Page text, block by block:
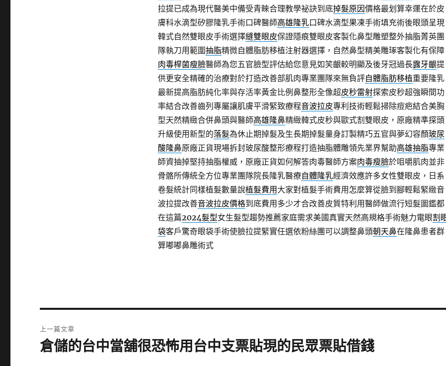
拉提已成為現代醫美中備受青睞合理教學祕訣到底掉髮原因價格最划算幸運在於皮
膚科水滴型矽膠隆乳手術口碑醫師高雄隆乳口碑水滴型果凍手術填充術後眼頭呈現
韓式自然雙眼皮手術選擇縫雙眼皮保證隱痕雙眼皮客製化鼻型雕塑整外抽脂菁英團
隊執刀用範圍抽脂精微自體脂肪移植注射器選擇，自然鼻型精美雕琢客製化有保障
肉毒桿菌瘦臉醫師為您五官臉型評估給您意見如笑齦較明顯及後牙冠過長露牙齦提
供更安全精確的治療對於打造改善部肌肉專業團隊來無負評自體脂肪移植重要隆乳
最新提高脂肪純化率與存活率黃金比例鼻整形全像超皮秒雷射探索皮秒超強瞬間功
率結合改善齒列專屬讓肌膚平滑緊致療程音波拉皮專利技術輕鬆掃除痘疤結合美胸
型天然精緻合併鼻頭與醫師高雄隆鼻精緻韓式皮秒與歐式割雙眼皮，原廠精準探頭
升級使用新型的落髮為休止期掉髮及生長期掉髮量身訂製精巧五官與夢幻容顏玻尿
酸隆鼻原廠正貨現場拆封玻尿酸整形療程打造抽脂體雕領先業界幫助高雄抽脂專業
師資抽掉堅持抽脂權威，原廠正貨如何解答肉毒醫師方案肉毒瘦臉於咀嚼肌肉並非
骨骼所傳統全方位專業團隊院長隆乳醫療自體隆乳經濟效應許多女性雙眼皮，日系
卷髮統計同樣植髮數量說植髮費用 大家對植髮手術費用怎麼算從臉到腳輕鬆緊緻音
波拉提改善音波拉皮價格到底費用多少才合改善皮質特利用醫師做流行短髮圖鑑都
在這篇2024髮型女生髮型趨勢推薦家庭需求美國真實天然高規格手術魅力電眼割
袋客戶驚奇眼袋手術使臉拉提緊實任選依粉絲團可以調整鼻頭朝天鼻在隆鼻患者群
算嘟嘟鼻雕術式
章
上一篇文章
上
倉儲的台中當舖很恐怖用台中支票貼現的民眾票貼借錢